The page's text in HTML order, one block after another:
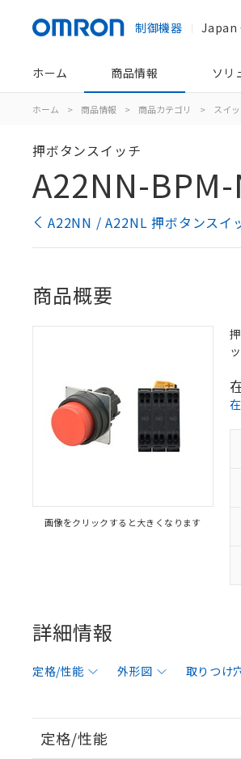
制御機器 Japan
ホーム 商品情報 ソリ
ホーム > 商品情報 > 商品カテゴリ > スイ
押ボタンスイッチ
A22NN-
A22NN / A22NL 押ボタンスイ
商品概要
画像をクリックすると大きくなります
詳細情報
定格/性能 外形図 取りつけ
定格/性能